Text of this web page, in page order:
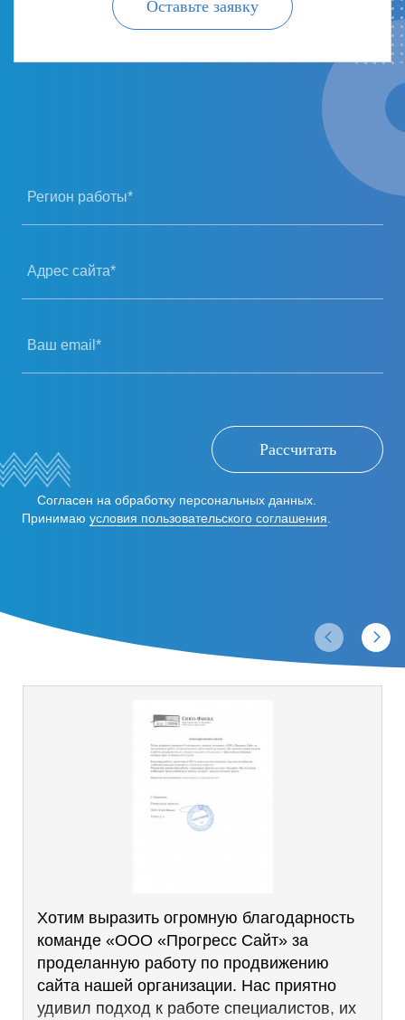
Оставьте заявку
Регион работы*
Адрес сайта*
Ваш email*
Рассчитать
Согласен на обработку персональных данных.
Принимаю условия пользовательского соглашения
Хотим выразить огромную благодарность
команде «ООО «Прогресс Сайт» за
проделанную работу по продвижению
сайта нашей организации. Нас приятно
удивил подход к работе специалистов, их